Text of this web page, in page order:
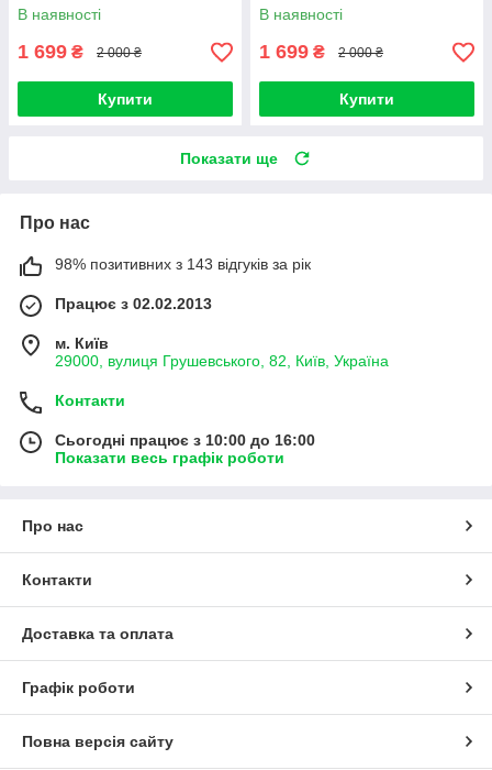
В наявності
1 699 ₴ 2 000 ₴
Купити
В наявності
1 699 ₴ 2 000 ₴
Купити
Показати ще
Про нас
98% позитивних з 143 відгуків за рік
Працює з 02.02.2013
м. Київ
29000, вулиця Грушевського, 82, Київ, Україна
Контакти
Сьогодні працює з 10:00 до 16:00
Показати весь графік роботи
Про нас
Контакти
Доставка та оплата
Графік роботи
Повна версія сайту